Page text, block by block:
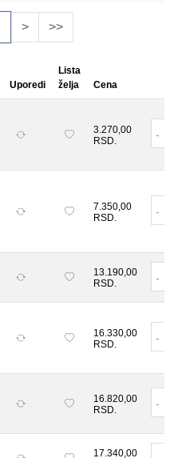
> >>
Uporedi
Lista
želja
Cena
3.270,00
RSD.
-
7.350,00
RSD.
-
13.190,00
RSD.
-
16.330,00
RSD.
-
16.820,00
RSD.
-
17.340,00